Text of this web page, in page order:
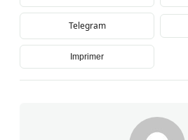
Telegram
Imprimer